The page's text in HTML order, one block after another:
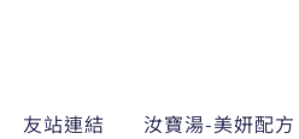
友站連結 汝寶湯-美妍配方